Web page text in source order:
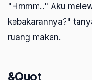
"Hmmm.." Aku
kebakarannya?"
ruang makan.
&Quot